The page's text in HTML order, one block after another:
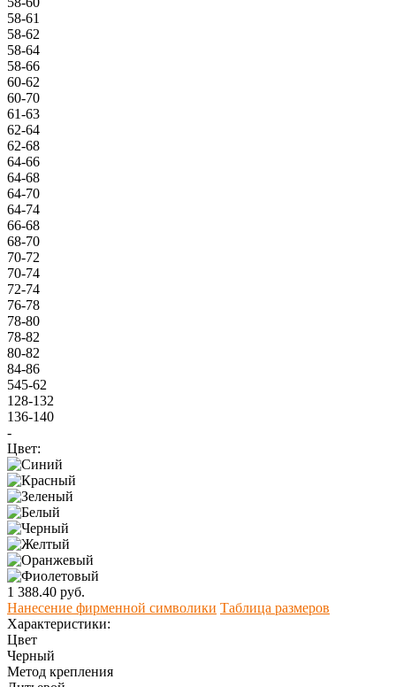
58-61
58-62
58-64
58-66
60-62
60-70
61-63
62-64
62-68
64-66
64-68
64-70
64-74
66-68
68-70
70-72
70-74
72-74
76-78
78-80
78-82
80-82
84-86
545-62
128-132
136-140
-
Цвет:
1 388.40 руб.
Нанесение фирменной символики Таблица размеров
Характеристики:
Цвет
Черный
Метод крепления